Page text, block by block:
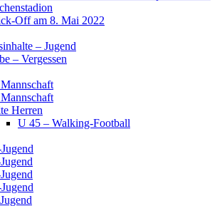
Off am 8. Mai 2022
– Jugend
– Vergessen
Herren
U 45 – Walking-Football